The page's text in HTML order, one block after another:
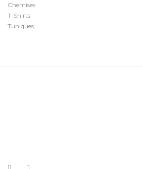
Chemises
T-Shirts
Tuniques